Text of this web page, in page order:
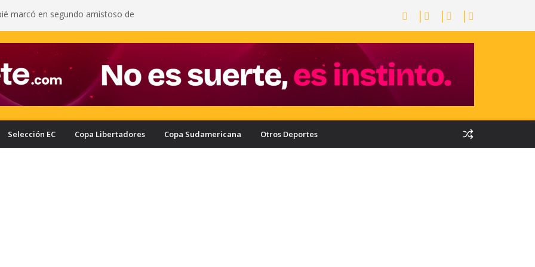
marcó en segundo amistoso de
cuánto ganaría el ecuatoriano
puede quedar eliminado de la Copa
a haber derrotado a Liga de Portoviejo?
con nuevo delantero: Ronie Carrillo llegó a
fichar por el Bombillo
Liga de Portoviejo en polémica partido
Selección EC Copa Libertadores Copa Sudamericana Otros Deportes